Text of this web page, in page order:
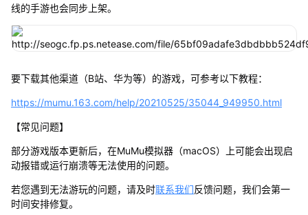
线的手游也会同步上架。
要下载其他渠道（B站、华为等）的游戏，可参考以下教程：
https://mumu.163.com/help/20210525/35044_949950.html
【常见问题】
部分游戏版本更新后，在MuMu模拟器（macOS）上可能会出现启
动报错或运行崩溃等无法使用的问题。
若您遇到无法游玩的问题，请及时联系我们反馈问题，我们会第一
时间安排修复。